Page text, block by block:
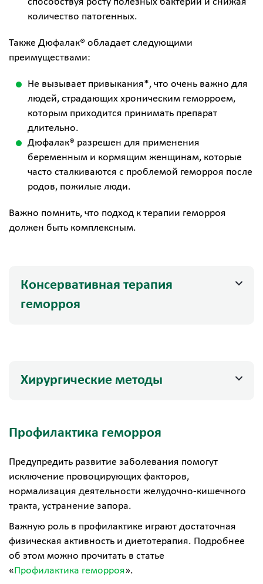
количество патогенных.
Также Дюфалак® обладает следующими
преимуществами:
Не вызывает привыкания*, что очень важно для
людей, страдающих хроническим геморроем,
которым приходится принимать препарат
длительно.
Дюфалак® разрешен для применения
беременным и кормящим женщинам, которые
часто сталкиваются с проблемой геморроя после
родов, пожилые люди.
Важно помнить, что подход к терапии геморроя
должен быть комплексным.
Консервативная терапия
геморроя
Хирургические методы
Профилактика геморроя
Предупредить развитие заболевания помогут
исключение провоцирующих факторов,
нормализация деятельности желудочно-кишечного
тракта, устранение запора.
Важную роль в профилактике играют достаточная
физическая активность и диетотерапия. Подробнее
об этом можно прочитать в статье
«Профилактика геморроя».